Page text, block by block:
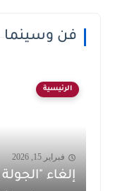
فن وسينما
الرئيسية
فبراير 15, 2026